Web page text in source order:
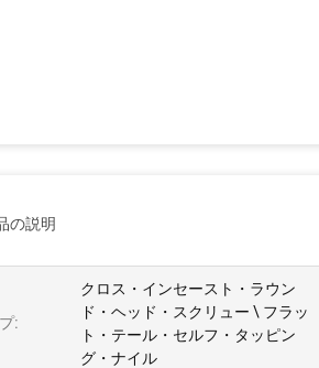
の説明
:
クロス・インセースト・ラウン
ド・ヘッド・スクリュー \ フラッ
ト・テール・セルフ・タッピン
グ・ナイル